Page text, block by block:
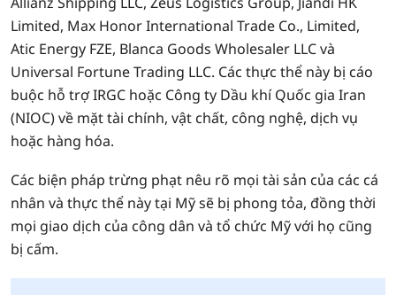
Limited, Max Honor International Trade Co., Limited,
Atic Energy FZE, Blanca Goods Wholesaler LLC và
Universal Fortune Trading LLC. Các thực thể này bị cáo
buộc hỗ trợ IRGC hoặc Công ty Dầu khí Quốc gia Iran
(NIOC) về mặt tài chính, vật chất, công nghệ, dịch vụ
hoặc hàng hóa.
Các biện pháp trừng phạt nêu rõ mọi tài sản của các cá
nhân và thực thể này tại Mỹ sẽ bị phong tỏa, đồng thời
mọi giao dịch của công dân và tổ chức Mỹ với họ cũng
bị cấm.